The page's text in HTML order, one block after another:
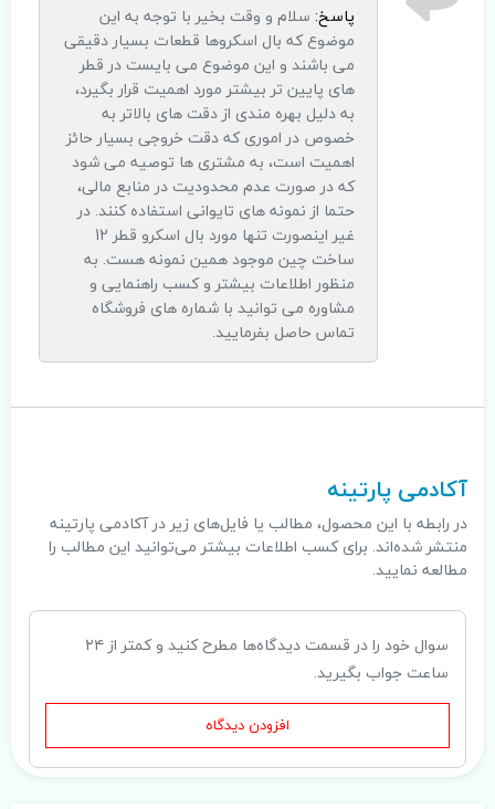
پاسخ: سلام و وقت بخیر با توجه به این
موضوع که بال اسکروها قطعات بسیار دقیقی
می باشند و این موضوع می بایست در قطر
های پایین تر بیشتر مورد اهمیت قرار بگیرد،
به دلیل بهره مندی از دقت های بالاتر به
خصوص در اموری که دقت خروجی بسیار حائز
اهمیت است، به مشتری ها توصیه می شود
که در صورت عدم محدودیت در منابع مالی،
حتما از نمونه های تایوانی استفاده کنند. در
غیر اینصورت تنها مورد بال اسکرو قطر 12
ساخت چین موجود همین نمونه هست. به
منظور اطلاعات بیشتر و کسب راهنمایی و
مشاوره می توانید با شماره های فروشگاه
تماس حاصل بفرمایید.
.
آکادمی پارتینه
در رابطه با این محصول، مطالب یا فایل‌های زیر در آکادمی پارتینه
منتشر شده‌اند. برای کسب اطلاعات بیشتر می‌توانید این مطالب را
مطالعه نمایید.
سوال خود را در قسمت دیدگاه‌ها مطرح کنید و کمتر از ۲۴
ساعت جواب بگیرید.
افزودن دیدگاه